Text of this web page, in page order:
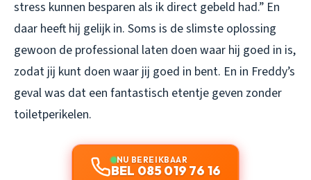
stress kunnen besparen als ik direct gebeld had.” En
daar heeft hij gelijk in. Soms is de slimste oplossing
gewoon de professional laten doen waar hij goed in is,
zodat jij kunt doen waar jij goed in bent. En in Freddy’s
geval was dat een fantastisch etentje geven zonder
toiletperikelen.
NU BEREIKBAAR
BEL 085 019 76 16